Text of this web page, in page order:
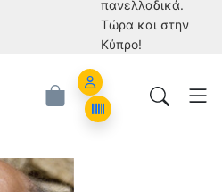
πανελλαδικά.
Tώρα και στην
Κύπρο!
Account
Orders